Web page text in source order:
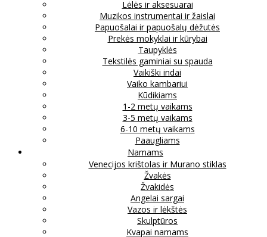
Lėlės ir aksesuarai
Muzikos instrumentai ir žaislai
Papuošalai ir papuošalų dėžutės
Prekės mokyklai ir kūrybai
Taupyklės
Tekstilės gaminiai su spauda
Vaikiški indai
Vaiko kambariui
Kūdikiams
1-2 metų vaikams
3-5 metų vaikams
6-10 metų vaikams
Paaugliams
Namams
Venecijos krištolas ir Murano stiklas
Žvakės
Žvakidės
Angelai sargai
Vazos ir lėkštės
Skulptūros
Kvapai namams